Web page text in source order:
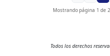
Mostrando página 1 de
Todos los derechos